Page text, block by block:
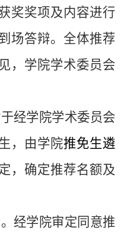
奖奖项及内容进行
场答辩。全体推荐
，学院学术委员会
经学院学术委员会
，由学院推免生遴
，确定推荐名额及
经学院审定同意推